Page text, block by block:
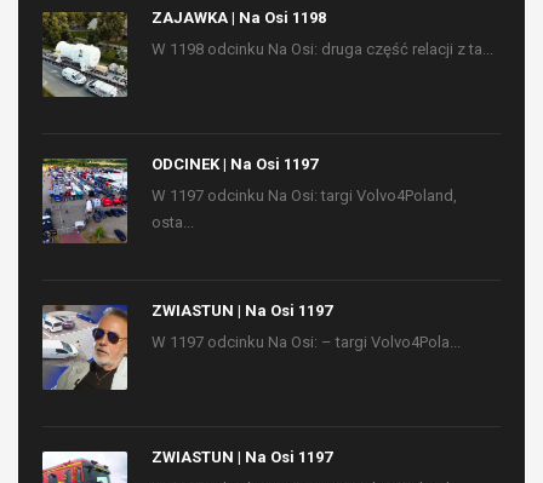
ZAJAWKA | Na Osi 1198
W 1198 odcinku Na Osi: druga część relacji z ta...
ODCINEK | Na Osi 1197
W 1197 odcinku Na Osi: targi Volvo4Poland,
osta...
ZWIASTUN | Na Osi 1197
W 1197 odcinku Na Osi: – targi Volvo4Pola...
ZWIASTUN | Na Osi 1197